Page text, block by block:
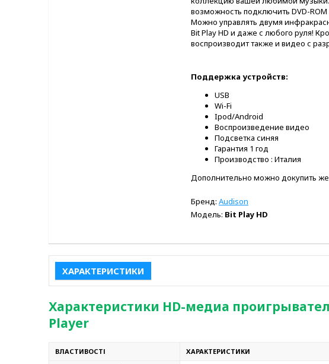
возможность подключить DVD-
Можно управлять двумя
Bit Play HD и даже с любого руля!
воспроизводит также и видео с
Поддержка устройств:
USB
Ipod/Android
Воспроизведение видео
Подсветка синяя
Гарантия 1 год
Производство : Италия
Дополнительно можно докупить
Бренд: Audison
Модель: Bit Play HD
ХАРАКТЕРИСТИКИ
Характеристики HD-медиа
Player
ВЛАСТИВОСТІ ХАРАКТЕРИСТИКИ